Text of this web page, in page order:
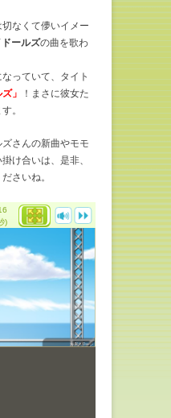
なくて儚いイメー
ドールズの曲を歌わ
っていて、タイト
」
！まさに彼女た
。
さんの新曲やモモ
け合いは、是非、
さいね。